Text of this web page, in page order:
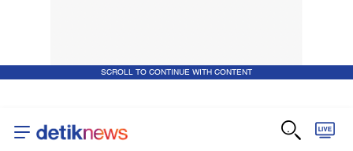
SCROLL TO CONTINUE WITH CONTENT